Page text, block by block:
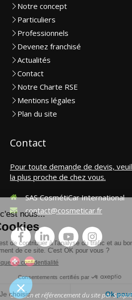
Notre concept
Particuliers
Professionnels
Devenez franchisé
Actualités
Contact
Notre Charte RSE
Mentions légales
Plan du site
Contact
Pour toute demande de devis,
la plus proche de chez vous.
SAS CosmétiCar International
contact@cosmeticar.fr
Création et référencement du site par